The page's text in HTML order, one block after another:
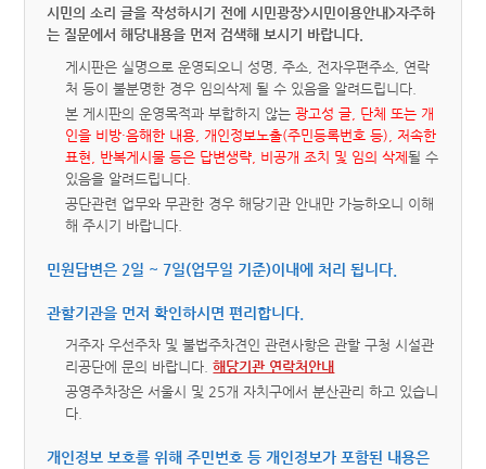
시민의 소리 글을 작성하시기 전에 시민광장>시민이용안내>자주하
는 질문에서 해당내용을 먼저 검색해 보시기 바랍니다.
게시판은 실명으로 운영되오니 성명, 주소, 전자우편주소, 연락
처 등이 불분명한 경우 임의삭제 될 수 있음을 알려드립니다.
본 게시판의 운영목적과 부합하지 않는광고성 글, 단체 또는 개
인을 비방·음해한 내용, 개인정보노출(주민등록번호 등), 저속한
표현, 반복게시물 등은 답변생략, 비공개 조치 및 임의 삭제될 수
있음을 알려드립니다.
공단관련 업무와 무관한 경우 해당기관 안내만 가능하오니 이해
해 주시기 바랍니다.
민원답변은 2일 ~ 7일(업무일 기준)이내에 처리 됩니다.
관할기관을 먼저 확인하시면 편리합니다.
거주자 우선주차 및 불법주차견인 관련사항은 관할 구청 시설관
리공단에 문의 바랍니다.해당기관 연락처안내
공영주차장은 서울시 및 25개 자치구에서 분산관리 하고 있습니
다.
개인정보 보호를 위해 주민번호 등 개인정보가 포함된 내용은